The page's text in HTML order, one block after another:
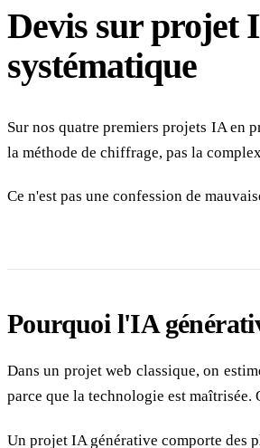
Devis sur projet
systématique
Sur nos quatre premiers projets IA en
la méthode de chiffrage, pas la
Ce n'est pas une confession de
Pourquoi l'IA
Dans un projet web classique, on
parce que la technologie est
Un projet IA générative comporte des